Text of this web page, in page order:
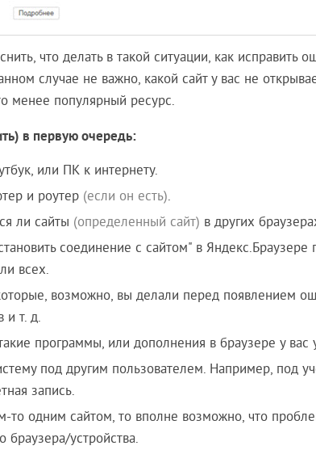
что делать в такой ситуации, как исправить
случае не важно, какой сайт у вас не
менее популярный ресурс.
в первую очередь:
или ПК к интернету.
и роутер (если он есть).
ли сайты (определенный сайт) в других
соединение с сайтом" в Яндекс.Браузере
всех.
возможно, вы делали перед появлением
и т. д.
программы, или дополнения в браузере у вас
под другим пользователем. Например, под
запись.
то одним сайтом, то вполне возможно, что
браузера/устройства.